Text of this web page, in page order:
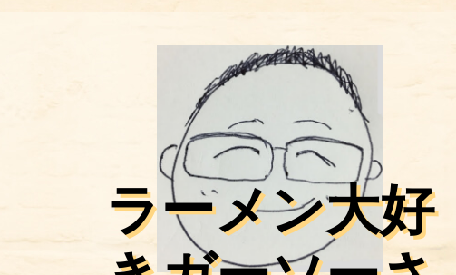
ラーメン大好